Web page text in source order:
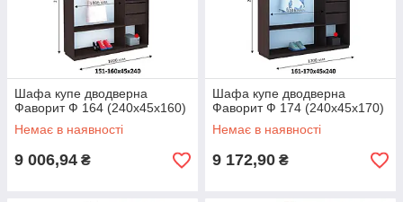
Шафа купе дводверна
Фаворит Ф 164 (240х45х160)
Немає в наявності
9 006,94 ₴
Шафа купе дводверна
Фаворит Ф 174 (240х45х170)
Немає в наявності
9 172,90 ₴